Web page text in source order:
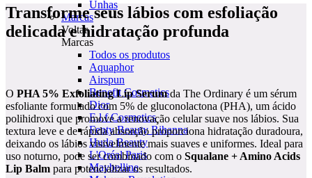
Unhas
Marcas
Voltar
Marcas
Todos os produtos
Aquaphor
Airspun
Benefit Cosmetics
Dior
E.l.f Cosmetics
Fenty Beauty Rihanna
Huda Beauty
L'Oréal Paris
Maybelline
Transforme seus lábios com esfoliação
delicada e hidratação profunda
O PHA 5% Exfoliating Lip Serumda The Ordinary é um sérum
esfoliante formulado com 5% de gluconolactona (PHA), um ácido
polihidroxi que promove a renovação celular suave nos lábios. Sua
textura leve e de rápida absorção proporciona hidratação duradoura,
deixando os lábios visivelmente mais suaves e uniformes. Ideal para
uso noturno, pode ser combinado com o Squalane + Amino Acids
Lip Balm para potencializar os resultados.